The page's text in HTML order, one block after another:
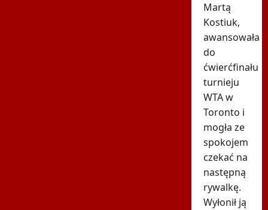
Martą
Kostiuk,
awansowała
do
ćwierćfinału
turnieju
WTA w
Toronto i
mogła ze
spokojem
czekać na
następną
rywalkę.
Wyłonił ją